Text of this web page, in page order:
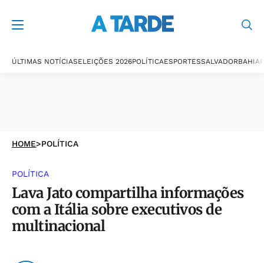
ÚLTIMAS NOTÍCIASELEIÇÕES 2026POLÍTICAESPORTESSALVADORBAHIA
HOME>POLÍTICA
POLÍTICA
Lava Jato compartilha informações
com a Itália sobre executivos de
multinacional